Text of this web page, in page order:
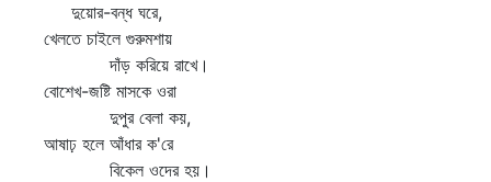
দুয়োর-বন্ধ ঘরে,
খেলতে চাইলে গুরুমশায়
দাঁড় করিয়ে রাখে।
বোশেখ-জষ্টি মাসকে ওরা
দুপুর বেলা কয়,
আষাঢ় হলে আঁধার ক'রে
বিকেল ওদের হয়।